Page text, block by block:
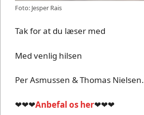
Foto: Jesper Rais
Tak for at du læser med
Med venlig hilsen
Per Asmussen & Thomas Nielsen.
❤❤❤Anbefal os her❤❤❤